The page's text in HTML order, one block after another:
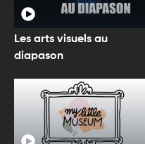
Les arts visuels au
diapason